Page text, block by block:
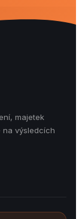
majetek
na výsledcích